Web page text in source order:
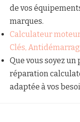
de vos
marques.
Calculateur moteur
Clés,
Que vous soyez
réparation
adaptée à vos